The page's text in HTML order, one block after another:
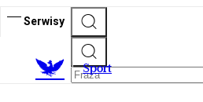
Serwisy
Sport